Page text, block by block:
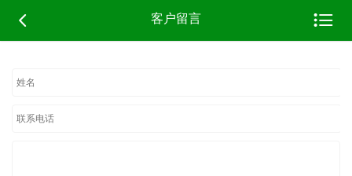
 客户留言 